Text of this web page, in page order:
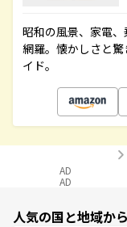
昭和の風景、家電
網羅。懐かしさと
イド。
AD
AD
人気の国と地域か